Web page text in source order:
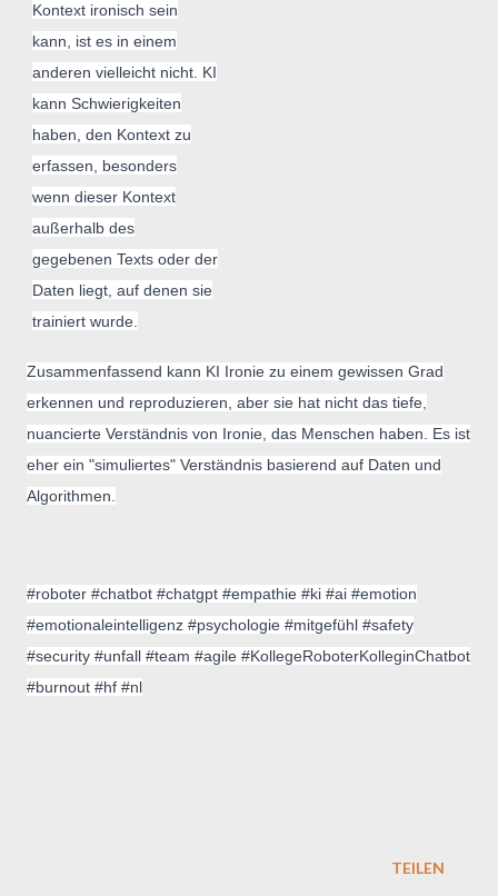
Kontext ironisch sein
kann, ist es in einem
anderen vielleicht nicht. KI
kann Schwierigkeiten
haben, den Kontext zu
erfassen, besonders
wenn dieser Kontext
außerhalb des
gegebenen Texts oder der
Daten liegt, auf denen sie
trainiert wurde.
Zusammenfassend kann KI Ironie zu einem gewissen Grad
erkennen und reproduzieren, aber sie hat nicht das tiefe,
nuancierte Verständnis von Ironie, das Menschen haben. Es ist
eher ein "simuliertes" Verständnis basierend auf Daten und
Algorithmen.
#roboter #chatbot #chatgpt #empathie #ki #ai #emotion
#emotionaleintelligenz #psychologie #mitgefühl #safety
#security #unfall #team #agile #KollegeRoboterKolleginChatbot
#burnout #hf #nl
TEILEN